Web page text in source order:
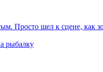
Просто шел к сцене,
рыбалку